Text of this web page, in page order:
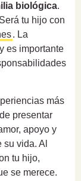
biológica.
tu hijo con
. La
es importante
más
presentar
apoyo y
vida. Al
tu hijo,
se merece.